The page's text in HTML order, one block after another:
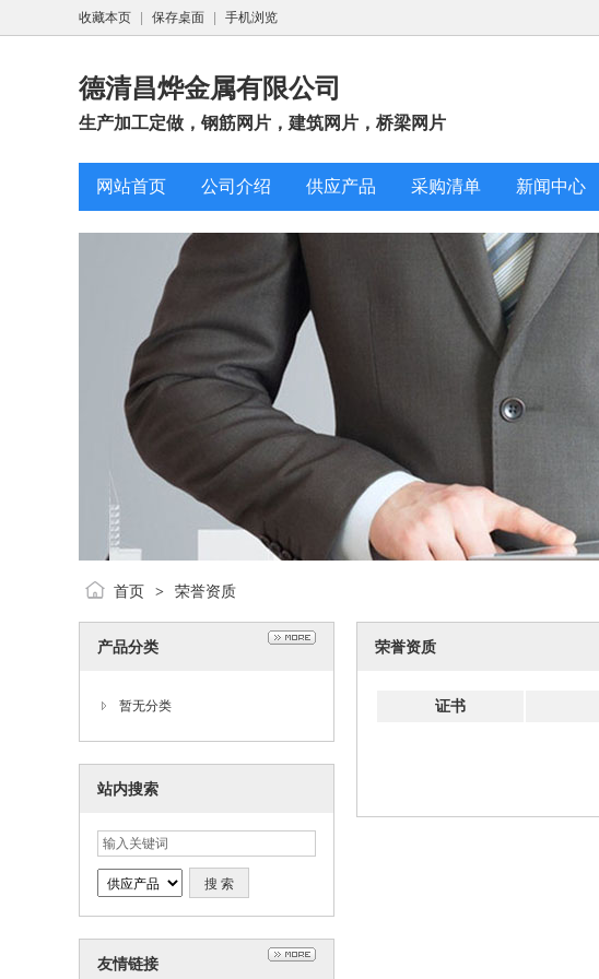
收藏本页 保存桌面 手机浏览
德清昌烨金属有限公司
生产加工定做，钢筋网片，建筑网片，桥梁网片
网站首页 公司介绍 供应产品 采购清单 新闻中心
首页 > 荣誉资质
产品分类
暂无分类
站内搜索
友情链接
荣誉资质
证书